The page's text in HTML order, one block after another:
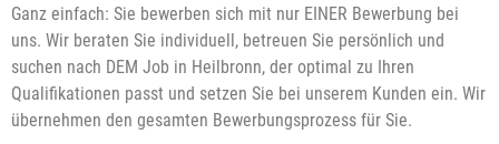
Ganz einfach: Sie bewerben sich mit nur EINER Bewerbung bei
uns. Wir beraten Sie individuell, betreuen Sie persönlich und
suchen nach DEM Job in Heilbronn, der optimal zu Ihren
Qualifikationen passt und setzen Sie bei unserem Kunden ein. Wir
übernehmen den gesamten Bewerbungsprozess für Sie.